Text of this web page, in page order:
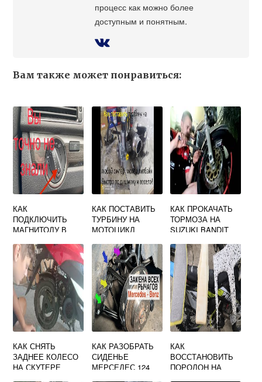
процесс как можно более
доступным и понятным.
Вам также может понравиться:
КАК
ПОДКЛЮЧИТЬ
МАГНИТОЛУ В
ПАССАТ Б5
КАК ПОСТАВИТЬ
ТУРБИНУ НА
МОТОЦИКЛ
КАК ПРОКАЧАТЬ
ТОРМОЗА НА
SUZUKI BANDIT
КАК СНЯТЬ
ЗАДНЕЕ КОЛЕСО
НА СКУТЕРЕ
КАК РАЗОБРАТЬ
СИДЕНЬЕ
МЕРСЕДЕС 124
КАК
ВОССТАНОВИТЬ
ПОРОЛОН НА